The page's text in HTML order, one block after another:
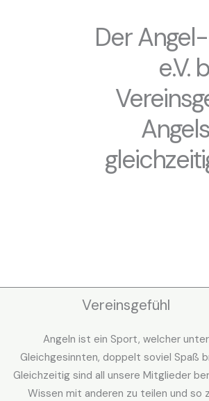
Der
e.V.
Vereinsgefühl
Angeln ist ein Sport, welcher unter
Gleichgesinnten, doppelt soviel Spaß
Gleichzeitig sind all unsere Mitglieder
Wissen mit anderen zu teilen und so